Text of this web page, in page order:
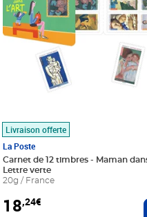
au panier
Livraison offerte
La Poste
Carnet de 12 timbres - Maman
Lettre verte
20g / France
18,24€